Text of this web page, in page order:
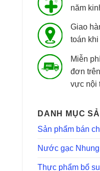
năm
Giao
toán
Miễn
đơn
vực nội
DANH MỤC
Sản phẩm bán
Nước gạc
Thực phẩm bổ